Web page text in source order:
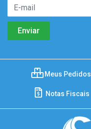
Meus Pedidos
Notas Fiscais